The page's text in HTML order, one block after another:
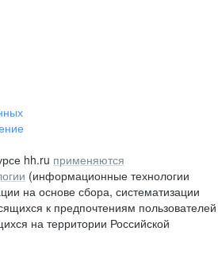
hh.ru применяются
(информационные технологии
на основе сбора, систематизации
к предпочтениям пользователей
на территории Российской